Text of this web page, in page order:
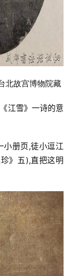
北故宫博物院藏
江雪》一诗的意
小册页,徒小逗江
》五),直把这明